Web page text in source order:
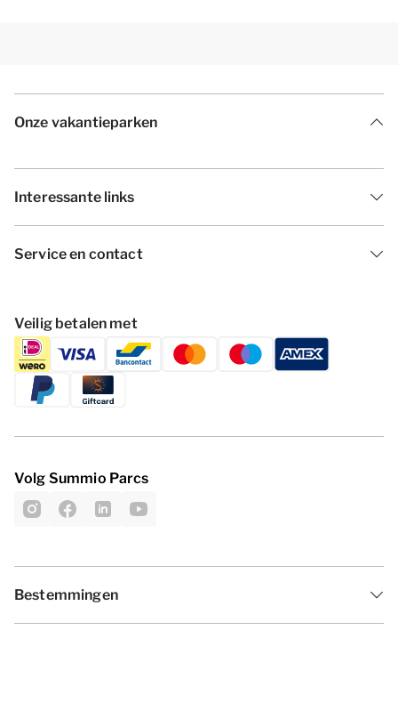
Onze vakantieparken
Interessante links
Service en contact
Veilig betalen met
Volg Summio Parcs
Bestemmingen